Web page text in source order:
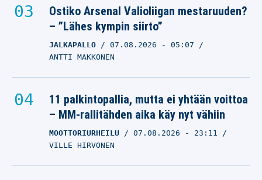
Ostiko Arsenal Valioliigan mestaruuden?
– ”Lähes kympin siirto”
JALKAPALLO 07.08.2026 - 05:07
ANTTI MAKKONEN
11 palkintopallia, mutta ei yhtään voittoa
– MM-rallitähden aika käy nyt vähiin
MOOTTORIURHEILU 07.08.2026 - 23:11
VILLE HIRVONEN